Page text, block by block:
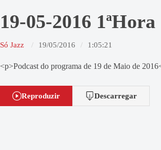
19-05-2016 1ªHora
Só Jazz 19/05/2016 1:05:21
<p>Podcast do programa de 19 de Maio de
Reproduzir Descarregar